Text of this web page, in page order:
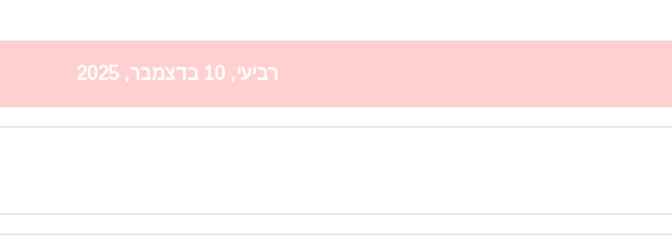
רביעי, 10 בדצמבר, 2025